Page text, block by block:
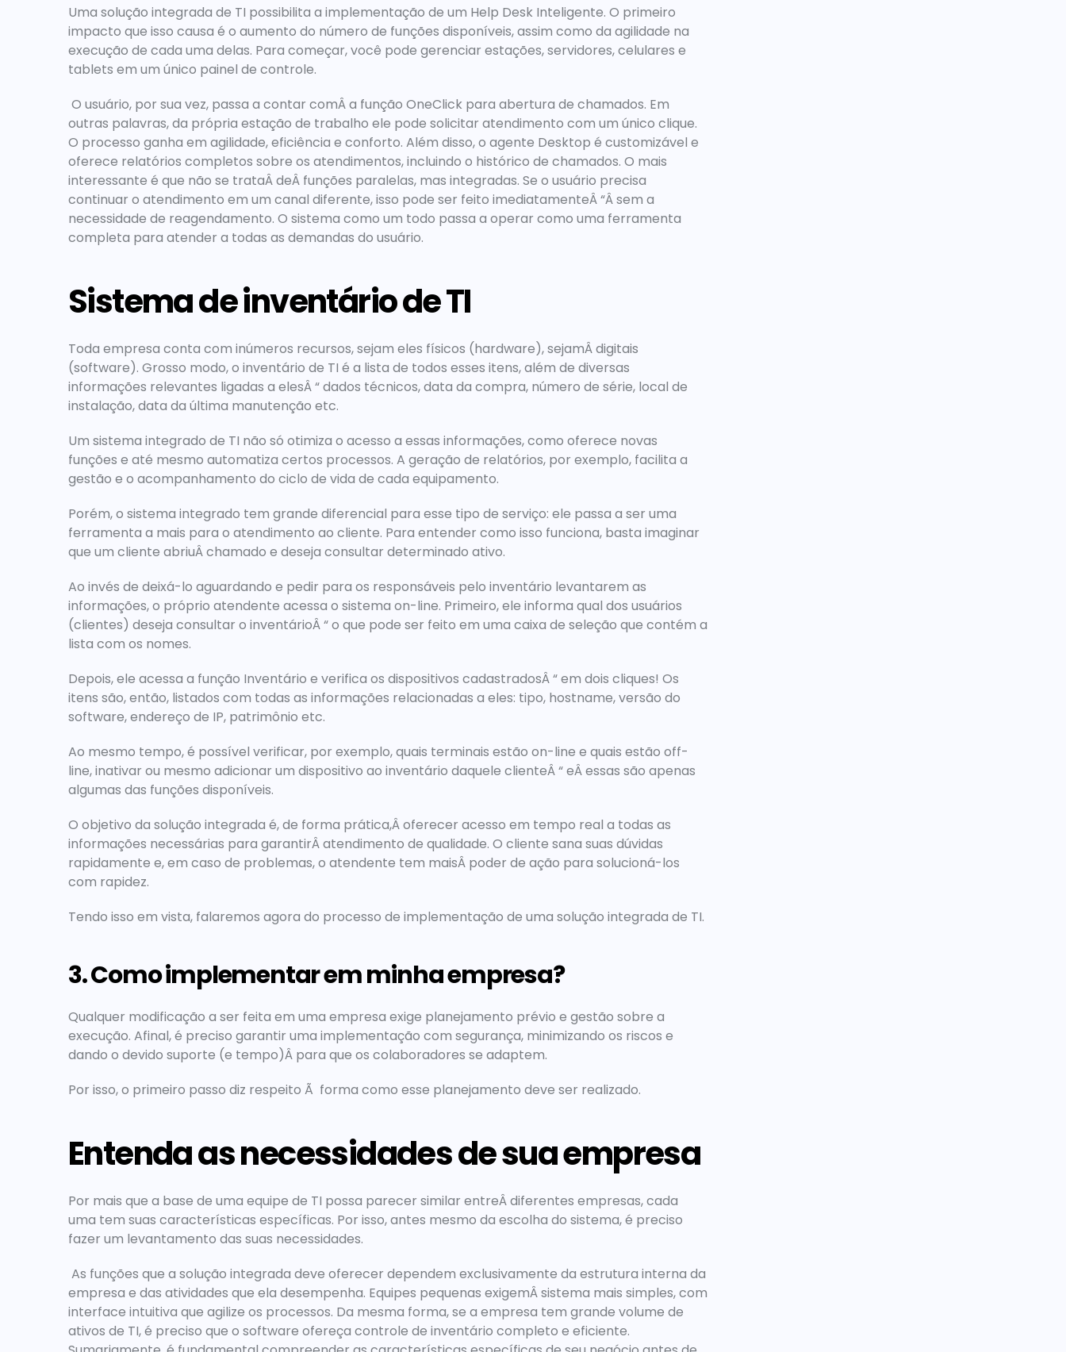
Uma solução integrada de TI possibilita a implementação de um Help Desk Inteligente. O primeiro
impacto que isso causa é o aumento do número de funções disponíveis, assim como da agilidade na
execução de cada uma delas. Para começar, você pode gerenciar estações, servidores, celulares e
tablets em um único painel de controle.
O usuário, por sua vez, passa a contar comÂ a função OneClick para abertura de chamados. Em
outras palavras, da própria estação de trabalho ele pode solicitar atendimento com um único clique.
O processo ganha em agilidade, eficiência e conforto. Além disso, o agente Desktop é customizável e
oferece relatórios completos sobre os atendimentos, incluindo o histórico de chamados. O mais
interessante é que não se trataÂ deÂ funções paralelas, mas integradas. Se o usuário precisa
continuar o atendimento em um canal diferente, isso pode ser feito imediatamenteÂ “Â sem a
necessidade de reagendamento. O sistema como um todo passa a operar como uma ferramenta
completa para atender a todas as demandas do usuário.
Sistema de inventário de TI
Toda empresa conta com inúmeros recursos, sejam eles físicos (hardware), sejamÂ digitais
(software). Grosso modo, o inventário de TI é a lista de todos esses itens, além de diversas
informações relevantes ligadas a elesÂ “ dados técnicos, data da compra, número de série, local de
instalação, data da última manutenção etc.
Um sistema integrado de TI não só otimiza o acesso a essas informações, como oferece novas
funções e até mesmo automatiza certos processos. A geração de relatórios, por exemplo, facilita a
gestão e o acompanhamento do ciclo de vida de cada equipamento.
Porém, o sistema integrado tem grande diferencial para esse tipo de serviço: ele passa a ser uma
ferramenta a mais para o atendimento ao cliente. Para entender como isso funciona, basta imaginar
que um cliente abriuÂ chamado e deseja consultar determinado ativo.
Ao invés de deixá-lo aguardando e pedir para os responsáveis pelo inventário levantarem as
informações, o próprio atendente acessa o sistema on-line. Primeiro, ele informa qual dos usuários
(clientes) deseja consultar o inventárioÂ “ o que pode ser feito em uma caixa de seleção que contém a
lista com os nomes.
Depois, ele acessa a função Inventário e verifica os dispositivos cadastradosÂ “ em dois cliques! Os
itens são, então, listados com todas as informações relacionadas a eles: tipo, hostname, versão do
software, endereço de IP, patrimônio etc.
Ao mesmo tempo, é possível verificar, por exemplo, quais terminais estão on-line e quais estão off-
line, inativar ou mesmo adicionar um dispositivo ao inventário daquele clienteÂ “ eÂ essas são apenas
algumas das funções disponíveis.
O objetivo da solução integrada é, de forma prática,Â oferecer acesso em tempo real a todas as
informações necessárias para garantirÂ atendimento de qualidade. O cliente sana suas dúvidas
rapidamente e, em caso de problemas, o atendente tem maisÂ poder de ação para solucioná-los
com rapidez.
Tendo isso em vista, falaremos agora do processo de implementação de uma solução integrada de TI.
3. Como implementar em minha empresa?
Qualquer modificação a ser feita em uma empresa exige planejamento prévio e gestão sobre a
execução. Afinal, é preciso garantir uma implementação com segurança, minimizando os riscos e
dando o devido suporte (e tempo)Â para que os colaboradores se adaptem.
Por isso, o primeiro passo diz respeito Ã  forma como esse planejamento deve ser realizado.
Entenda as necessidades de sua empresa
Por mais que a base de uma equipe de TI possa parecer similar entreÂ diferentes empresas, cada
uma tem suas características específicas. Por isso, antes mesmo da escolha do sistema, é preciso
fazer um levantamento das suas necessidades.
As funções que a solução integrada deve oferecer dependem exclusivamente da estrutura interna da
empresa e das atividades que ela desempenha. Equipes pequenas exigemÂ sistema mais simples, com
interface intuitiva que agilize os processos. Da mesma forma, se a empresa tem grande volume de
ativos de TI, é preciso que o software ofereça controle de inventário completo e eficiente.